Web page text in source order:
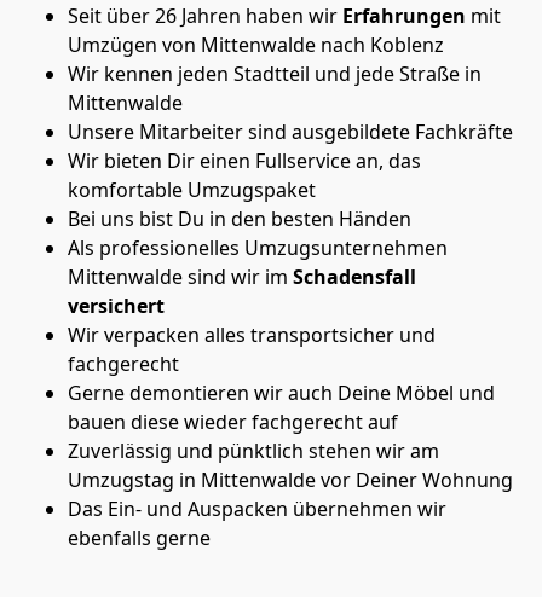
Seit über 26 Jahren haben wir Erfahrungen mit
Umzügen von Mittenwalde nach Koblenz
Wir kennen jeden Stadtteil und jede Straße in
Mittenwalde
Unsere Mitarbeiter sind ausgebildete Fachkräfte
Wir bieten Dir einen Fullservice an, das
komfortable Umzugspaket
Bei uns bist Du in den besten Händen
Als professionelles Umzugsunternehmen
Mittenwalde sind wir im Schadensfall
versichert
Wir verpacken alles transportsicher und
fachgerecht
Gerne demontieren wir auch Deine Möbel und
bauen diese wieder fachgerecht auf
Zuverlässig und pünktlich stehen wir am
Umzugstag in Mittenwalde vor Deiner Wohnung
Das Ein- und Auspacken übernehmen wir
ebenfalls gerne